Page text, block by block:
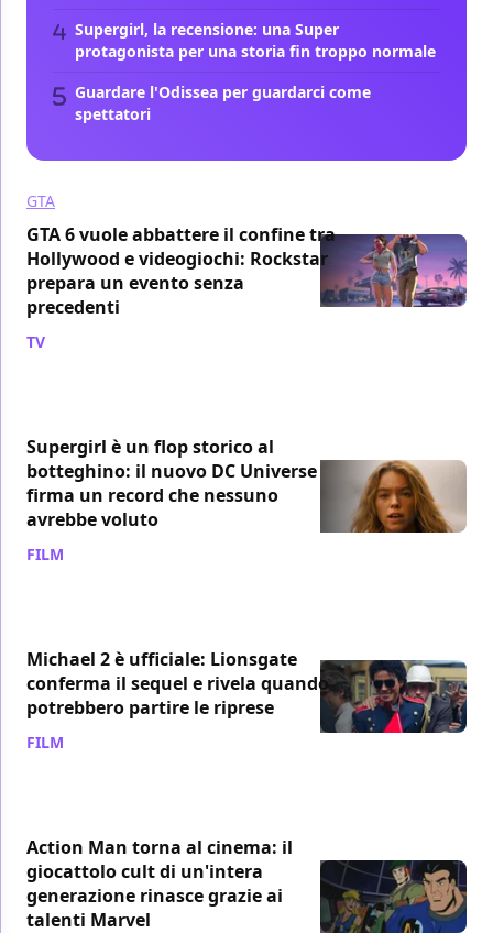
Supergirl, la recensione: una Super
protagonista per una storia fin troppo normale
Guardare l'Odissea per guardarci come
spettatori
GTA
GTA 6 vuole abbattere il confine tra
Hollywood e videogiochi: Rockstar
prepara un evento senza
precedenti
TV
Supergirl è un flop storico al
botteghino: il nuovo DC Universe
firma un record che nessuno
avrebbe voluto
FILM
Michael 2 è ufficiale: Lionsgate
conferma il sequel e rivela quando
potrebbero partire le riprese
FILM
Action Man torna al cinema: il
giocattolo cult di un'intera
generazione rinasce grazie ai
talenti Marvel